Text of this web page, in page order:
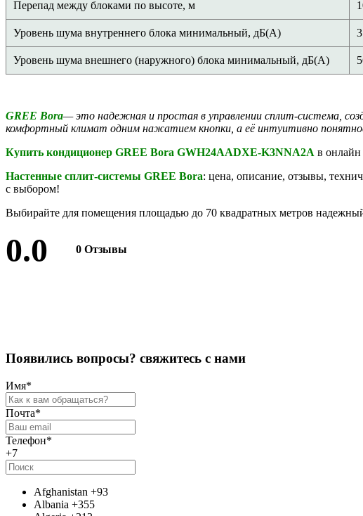
Перепад между блоками по высоте, м
Уровень шума внутреннего блока минимальный, дБ(А)
Уровень шума внешнего (наружного) блока минимальный, дБ(А)
GREE Bora— это надежная и простая в управлении сплит-система,
комфортный климат одним нажатием кнопки, а её интуитивно
Купить кондиционер GREE Bora GWH24AADXE-K3NNA2A в онлайн
Настенные сплит-системы GREE Bora: цена, описание, отзывы,
с выбором!
Выбирайте для помещения площадью до 70 квадратных метров
0.0 0 Отзывы
Появились вопросы? свяжитесь с нами
Имя*
Почта*
Телефон*
+7
Afghanistan +93
Albania +355